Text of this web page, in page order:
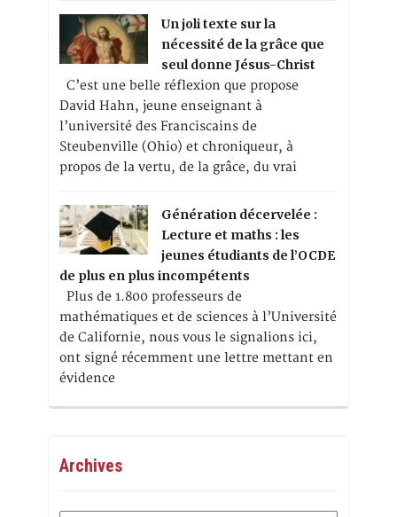
Un joli texte sur la
nécessité de la grâce que
seul donne Jésus-Christ
C’est une belle réflexion que propose
David Hahn, jeune enseignant à
l’université des Franciscains de
Steubenville (Ohio) et chroniqueur, à
propos de la vertu, de la grâce, du vrai
Génération décervelée :
Lecture et maths : les
jeunes étudiants de l’OCDE
de plus en plus incompétents
Plus de 1.800 professeurs de
mathématiques et de sciences à l’Université
de Californie, nous vous le signalions ici,
ont signé récemment une lettre mettant en
évidence
Archives